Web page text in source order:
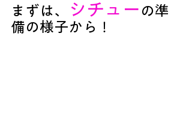
まずは、 シチュー の準
備の様子から！